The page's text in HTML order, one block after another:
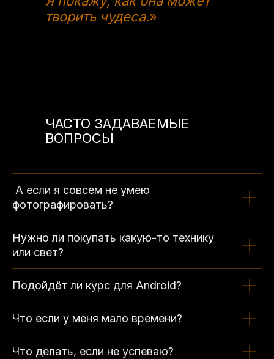
творить чудеса.»
ЧАСТО ЗАДАВАЕМЫЕ
ВОПРОСЫ
А если я совсем не умею
фотографировать?
Нужно ли покупать какую-то технику
или свет?
Подойдёт ли курс для Android?
Что если у меня мало времени?
Что делать, если не успеваю?